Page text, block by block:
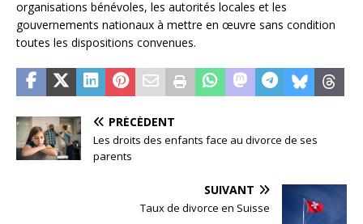
organisations bénévoles, les autorités locales et les
gouvernements nationaux à mettre en œuvre sans condition
toutes les dispositions convenues.
PRÉCÉDENT
Les droits des enfants face au divorce de ses
parents
SUIVANT
Taux de divorce en Suisse